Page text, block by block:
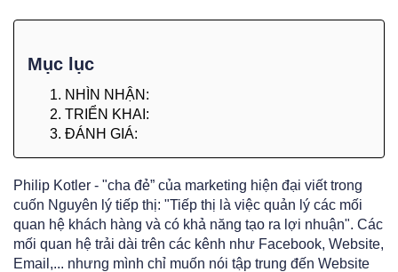
Mục lục
1. NHÌN NHẬN:
2. TRIỂN KHAI:
3. ĐÁNH GIÁ:
Philip Kotler - "cha đẻ” của marketing hiện đại viết trong
cuốn Nguyên lý tiếp thị: "Tiếp thị là việc quản lý các mối
quan hệ khách hàng và có khả năng tạo ra lợi nhuận". Các
mối quan hệ trải dài trên các kênh như Facebook, Website,
Email,... nhưng mình chỉ muốn nói tập trung đến Website